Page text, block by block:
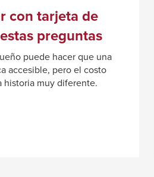
con tarjeta de
preguntas
puede hacer que una
accesible, pero el costo
historia muy diferente.